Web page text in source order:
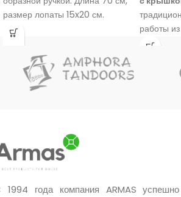
размер лопаты 15x20 см.
работы
6
1994 года компания ARMAS